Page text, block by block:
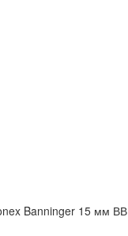
Banninger 15 мм ВВ